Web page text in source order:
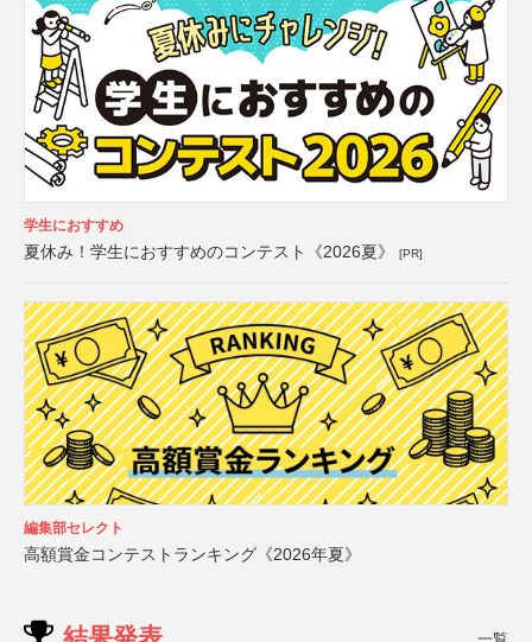
学生におすすめ
夏休み！学生におすすめのコンテスト《2026夏》 [PR]
編集部セレクト
高額賞金コンテストランキング《2026年夏》